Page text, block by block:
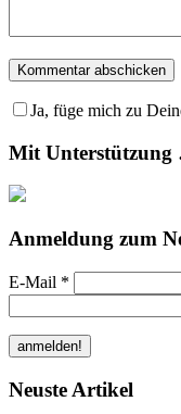
Ja, füge mich zu
Mit
Anmeldung zum
E-Mail *
Neuste Artikel